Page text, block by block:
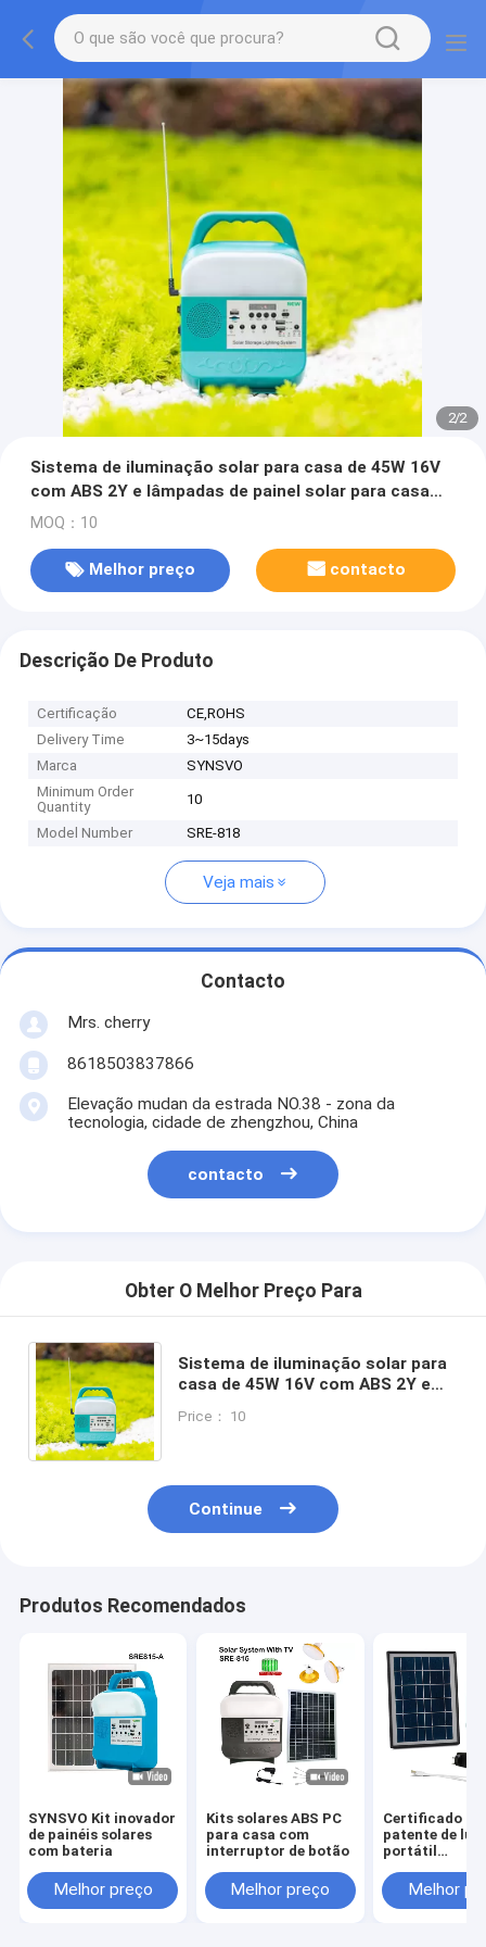
2/2
Sistema de iluminação solar para casa de 45W 16V
com ABS 2Y e lâmpadas de painel solar para casa
exterior solar
MOQ：10
Melhor preço contacto
Descrição De Produto
Certificação
CE,ROHS
Delivery Time
3~15days
Marca
SYNSVO
Minimum Order
Quantity
10
Model Number SRE-818
Veja mais
Contacto
Mrs. cherry
8618503837866
Elevação mudan da estrada NO.38 - zona da
tecnologia, cidade de zhengzhou, China
contacto
Obter O Melhor Preço Para
Sistema de iluminação solar para
casa de 45W 16V com ABS 2Y e
casa exterior solar
Price： 10
Continue
Produtos Recomendados
SYNSVO Kit inovador
de painéis solares
com bateria
Melhor preço
Kits solares ABS PC
para casa com
interruptor de botão
Melhor preço
Certificado de
patente de luz
portátil
acampamento
Melhor